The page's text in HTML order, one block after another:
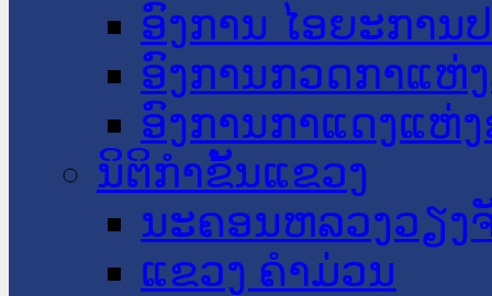
ອົງການ ໄອຍະການ
ອົງການກວດກາແຫ່
ອົງການກາແດງແຫ່
ນິຕິກໍາຂັ້ນແຂວງ
ນະ​ຄອນ​ຫລວງວຽງ
ແຂວງ ຄໍາມ່ວນ